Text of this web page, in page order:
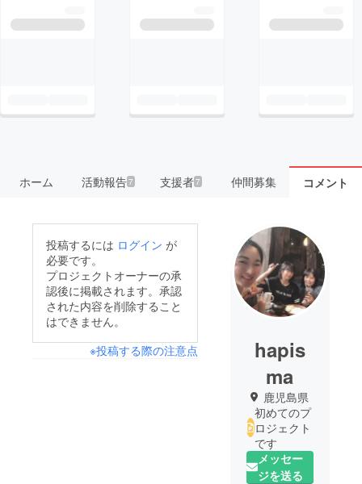
ホーム 活動報告7 支援者7 仲間募集 コメント
投稿するには ログイン が
必要です。
プロジェクトオーナーの承
認後に掲載されます。承認
された内容を削除すること
はできません。
※投稿する際の注意点
hapis
ma
鹿児島県
初めてのプ
ロジェクト
です
メッセー
ジを送る